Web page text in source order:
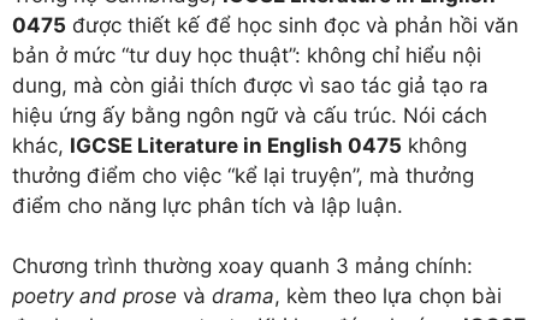
0475 được thiết kế để học sinh đọc và phản hồi văn
bản ở mức “tư duy học thuật”: không chỉ hiểu nội
dung, mà còn giải thích được vì sao tác giả tạo ra
hiệu ứng ấy bằng ngôn ngữ và cấu trúc. Nói cách
khác, IGCSE Literature in English 0475 không
thưởng điểm cho việc “kể lại truyện”, mà thưởng
điểm cho năng lực phân tích và lập luận.
Chương trình thường xoay quanh 3 mảng chính:
poetry and prose và drama, kèm theo lựa chọn bài